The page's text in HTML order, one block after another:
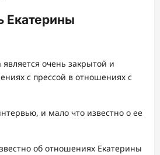
Екатерины
очень закрытой и
с прессой в отношениях с
и мало что известно о ее
об отношениях Екатерины